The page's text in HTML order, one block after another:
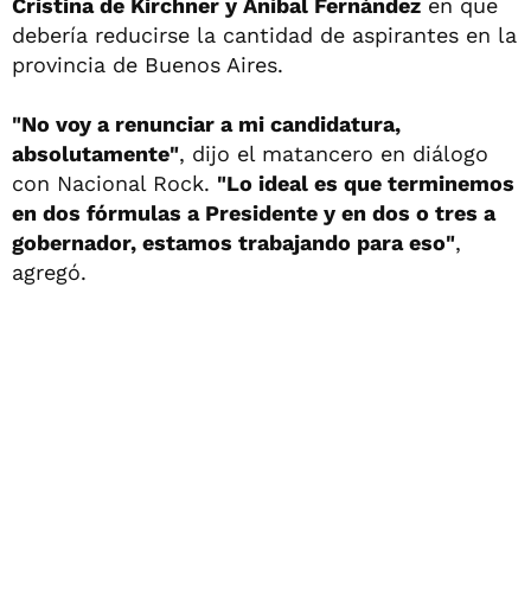
Cristina de Kirchner y Aníbal Fernández en que
debería reducirse la cantidad de aspirantes en la
provincia de Buenos Aires.
"No voy a renunciar a mi candidatura,
absolutamente", dijo el matancero en diálogo
con Nacional Rock. "Lo ideal es que terminemos
en dos fórmulas a Presidente y en dos o tres a
gobernador, estamos trabajando para eso",
agregó.